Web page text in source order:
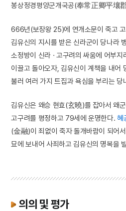
봉상정경평양군개국공(奉常正卿平壤
666년(보장왕 25)에 연개소문이 죽고
김유신의 지시를 받은 신라군이 당나라
소정방이 신라 · 고구려의 싸움에 어부
이끌고 돌아오자, 김유신이 계책을 내
불러 여러 가지 트집과 욕심을 부리는 당
김유신은 왜승 현효(玄曉)를 잡아서 왜
고구려를 평정하고 79세에 운명한다.혜
(金融)이 죄없이 죽자 돌개바람이 되어
묘에 보내어 사죄하고 김유신의 명복을
의의 및 평가